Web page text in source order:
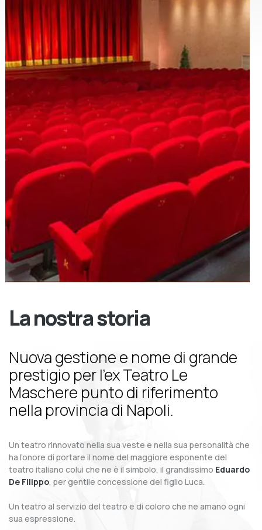
La nostra storia
Nuova gestione e nome di grande
prestigio per l’ex Teatro Le
Maschere punto di riferimento
nella provincia di Napoli.
Un teatro rinnovato nella sua veste e nella sua personalità che
ha l’onore di portare il nome del maggiore esponente del
teatro italiano colui che ne è il simbolo, il grandissimo Eduardo
De Filippo, per gentile concessione del figlio Luca.
Un teatro al servizio del teatro e di coloro che ne amano ogni
sua espressione.